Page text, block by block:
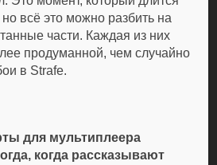
всё это можно разбить на
части. Каждая из них
продуманной, чем случайно
в Strafe.
для мультиплеера
когда рассказывают